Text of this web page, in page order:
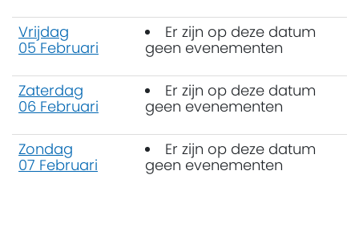
Vrijdag
05 Februari
Er zijn op deze datum
geen evenementen
Zaterdag
06 Februari
Er zijn op deze datum
geen evenementen
Zondag
07 Februari
Er zijn op deze datum
geen evenementen